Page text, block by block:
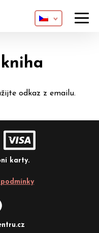
odkaz z emailu.
karty.